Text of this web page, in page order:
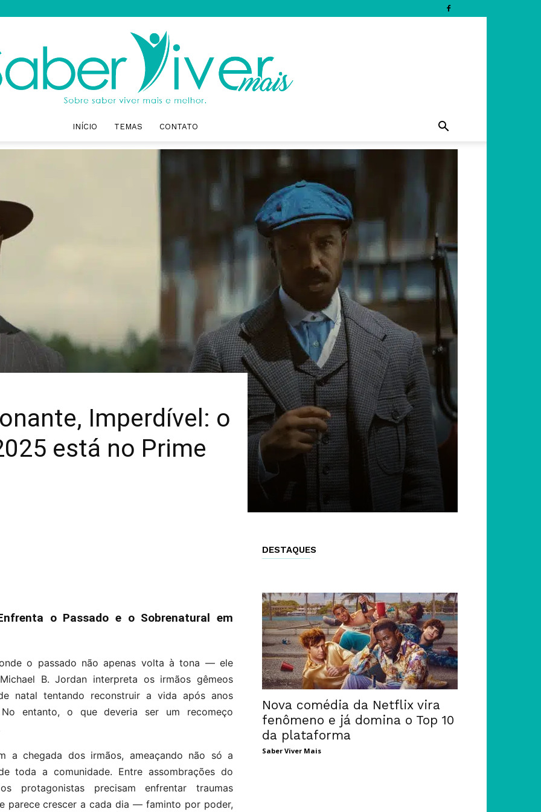
Saber
INÍCIO TEMAS CONTATO
Imperdível: o
está no Prime
o Passado e o Sobrenatural em
o passado não apenas volta à tona — ele
B. Jordan interpreta os irmãos gêmeos
natal tentando reconstruir a vida após anos
entanto, o que deveria ser um recomeço
a chegada dos irmãos, ameaçando não só a
toda a comunidade. Entre assombrações do
protagonistas precisam enfrentar traumas
parece crescer a cada dia — faminto por poder,
DESTAQUES
Nova comédia da Netflix vira
fenômeno e já domina o Top 10
da plataforma
Saber Viver Mais